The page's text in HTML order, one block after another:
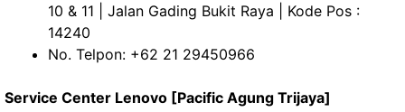
10 & 11 | Jalan Gading Bukit Raya | Kode Pos :
14240
No. Telpon: +62 21 29450966
Service Center Lenovo [Pacific Agung Trijaya]